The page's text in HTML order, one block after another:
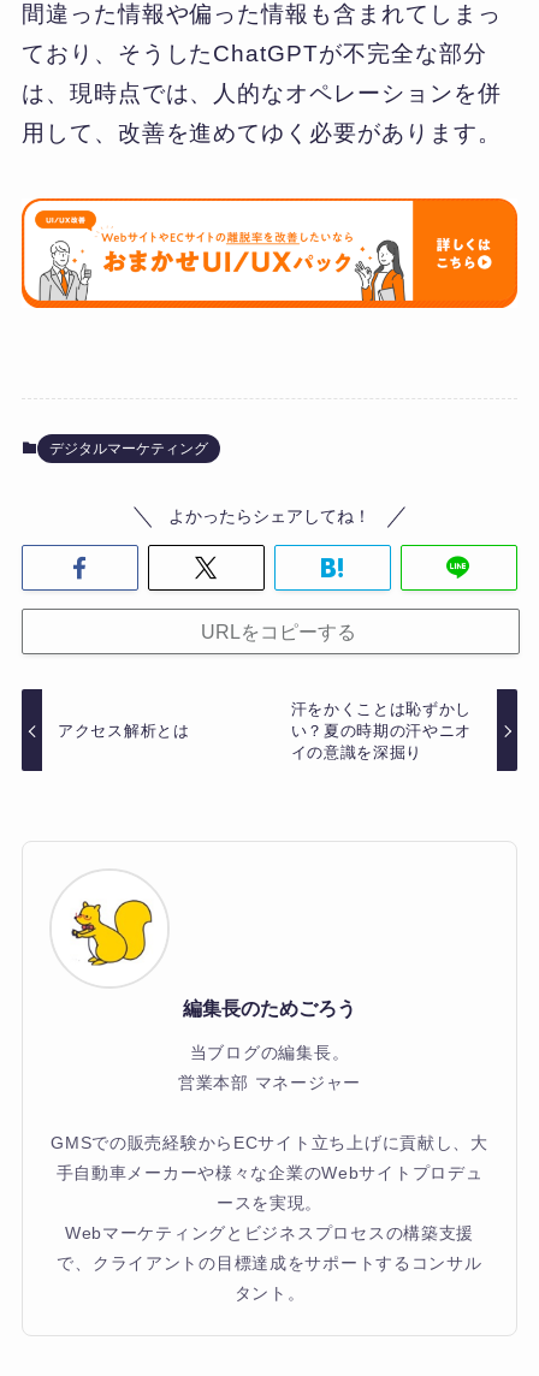
間違った情報や偏った情報も含まれてしまっ
ており、そうしたChatGPTが不完全な部分
は、現時点では、人的なオペレーションを併
用して、改善を進めてゆく必要があります。
デジタルマーケティング
よかったらシェアしてね！
URLをコピーする
アクセス解析とは
汗をかくことは恥ずかし
い？夏の時期の汗やニオ
イの意識を深掘り
編集長のためごろう
当ブログの編集長。
営業本部 マネージャー
GMSでの販売経験からECサイト立ち上げに貢献し、大
手自動車メーカーや様々な企業のWebサイトプロデュ
ースを実現。
Webマーケティングとビジネスプロセスの構築支援
で、クライアントの目標達成をサポートするコンサル
タント。